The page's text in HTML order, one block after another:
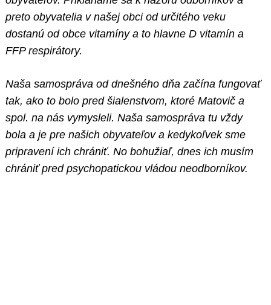
preto obyvatelia v našej obci od určitého veku
dostanú od obce vitamíny a to hlavne D vitamín a
FFP respirátory.
Naša samospráva od dnešného dňa začína fungovať
tak, ako to bolo pred šialenstvom, ktoré Matovič a
spol. na nás vymysleli. Naša samospráva tu vždy
bola a je pre našich obyvateľov a kedykoľvek sme
pripravení ich chrániť. No bohužiaľ, dnes ich musím
chrániť pred psychopatickou vládou neodborníkov.